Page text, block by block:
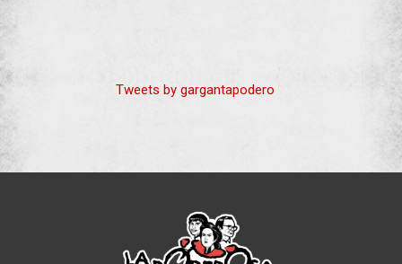
Tweets by gargantapodero